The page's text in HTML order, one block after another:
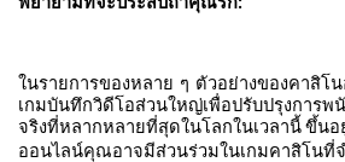
:
ในรายการของหลาย ๆ ตัวอย่างของคาสิโ
เกมบันทึกวิดีโอส่วนใหญ่เพื่อปรับปรุงการพ
จริงที่หลากหลายที่สุดในโลกในเวลานี้ขึ้นอ
ออนไลน์คุณอาจมีส่วนร่วมในเกมคาสิโนที่